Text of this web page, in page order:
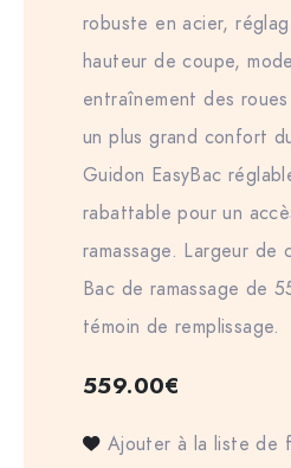
robuste en acier,
hauteur de coupe,
entraînement des
un plus grand confort
Guidon EasyBac
rabattable pour un
ramassage. Largeur de
Bac de ramassage de
témoin de remplissage.
559.00€
Ajouter à la liste de